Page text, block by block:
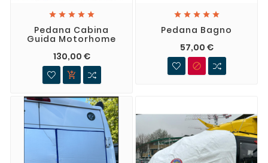
    
Pedana Cabina
Guida Motorhome
130,00 €

    
Pedana Bagno
57,00 €
